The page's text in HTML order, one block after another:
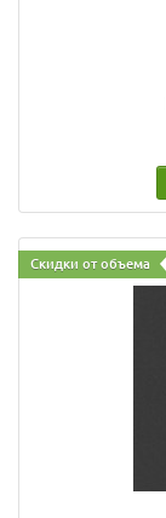
Скидки от объема